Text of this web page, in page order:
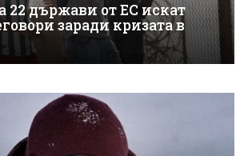
22 държави от ЕС искат
заради кризата в